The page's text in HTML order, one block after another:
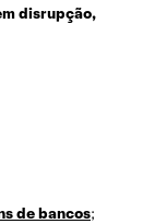
disrupção,
de bancos;